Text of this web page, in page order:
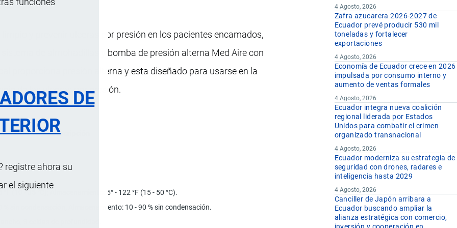
DE
registre ahora su
el siguiente
y prevenir ulceras por presión en los pacientes encamados,
sistema de almohadillas y bomba de presión alterna Med Aire con
proporciona presión alterna y esta diseñado para usarse en la
de las ulceras por presión.
Descripción
°F (10 - 35 °C); Almacenamiento: 5° - 122 °F (15 - 50 °C).
% sin condensación; Almacenamiento: 10 - 90 % sin condensación.
4 Agosto, 2026
Zafra azucarera 2026-2027 de
Ecuador prevé producir 530 mil
toneladas y fortalecer
exportaciones
4 Agosto, 2026
Economía de Ecuador crece en 2026
impulsada por consumo interno y
aumento de ventas formales
4 Agosto, 2026
Ecuador integra nueva coalición
regional liderada por Estados
Unidos para combatir el crimen
organizado transnacional
4 Agosto, 2026
Ecuador moderniza su estrategia de
seguridad con drones, radares e
inteligencia hasta 2029
4 Agosto, 2026
Canciller de Japón arribara a
Ecuador buscando ampliar la
alianza estratégica con comercio,